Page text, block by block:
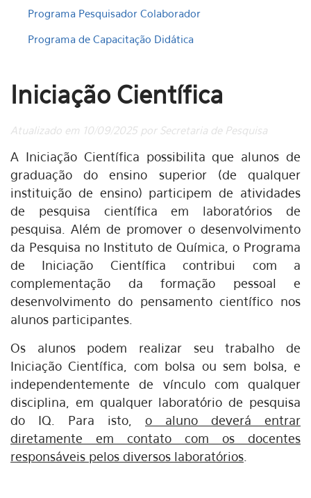
Programa Pesquisador Colaborador
Programa de Capacitação Didática
Iniciação Científica
Atualizado em 10/09/2025 por Secretaria de Pesquisa
A Iniciação Científica possibilita que alunos de
graduação do ensino superior (de qualquer
instituição de ensino) participem de atividades
de pesquisa científica em laboratórios de
pesquisa. Além de promover o desenvolvimento
da Pesquisa no Instituto de Química, o Programa
de Iniciação Científica contribui com a
complementação da formação pessoal e
desenvolvimento do pensamento científico nos
alunos participantes.
Os alunos podem realizar seu trabalho de
Iniciação Científica, com bolsa ou sem bolsa, e
independentemente de vínculo com qualquer
disciplina, em qualquer laboratório de pesquisa
do IQ. Para isto, o aluno deverá entrar
diretamente em contato com os docentes
responsáveis pelos diversos laboratórios